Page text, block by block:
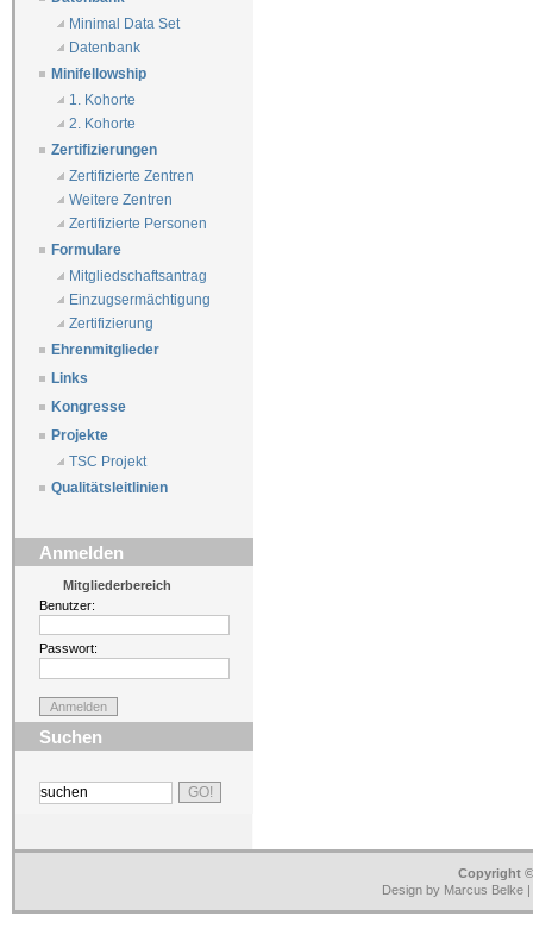
Minimal Data Set
Datenbank
Minifellowship
1. Kohorte
2. Kohorte
Zertifizierungen
Zertifizierte Zentren
Weitere Zentren
Zertifizierte Personen
Formulare
Mitgliedschaftsantrag
Einzugsermächtigung
Zertifizierung
Ehrenmitglieder
Links
Kongresse
Projekte
TSC Projekt
Qualitätsleitlinien
Anmelden
Mitgliederbereich
Benutzer:
Passwort:
Suchen
Copyright
Design by Marcus Belke